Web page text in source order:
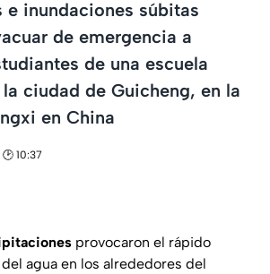
e inundaciones súbitas
de emergencia a
de una escuela
ciudad de Guicheng, en la
en China
10:37
provocaron el rápido
agua en los alrededores del